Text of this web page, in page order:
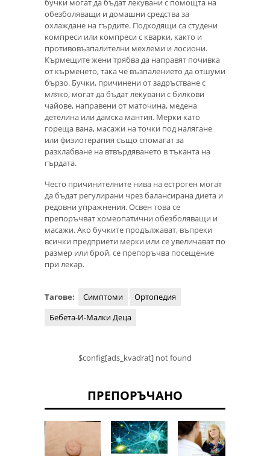
бучки могат да бъдат лекувани с помощта на
обезболяващи и домашни средства за
охлаждане на гърдите. Подходящи са студени
компреси или компреси с кварки, както и
противовъзпалителни мехлеми и лосиони.
Кърмещите жени трябва да направят почивка
от кърменето, така че възпалението да отшуми
бързо. Бучки, причинени от задръстване с
мляко, могат да бъдат лекувани с билкови
чайове, направени от маточина, медена
детелина или дамска мантия. Мерки като
гореща вана, масажи на точки под налягане
или физиотерапия също спомагат за
разхлабване на втвърдяването в тъканта на
гърдата.
Често причинителните нива на естроген могат
да бъдат регулирани чрез балансирана диета и
редовни упражнения. Освен това се
препоръчват хомеопатични обезболяващи и
масажи. Ако бучките продължават, въпреки
всички предприети мерки или се увеличават по
размер или брой, се препоръчва посещение
при лекар.
Тагове: Симптоми
Ортопедия
Бебета-И-Малки Деца
$config[ads_kvadrat] not found
ПРЕПОРЪЧАНО